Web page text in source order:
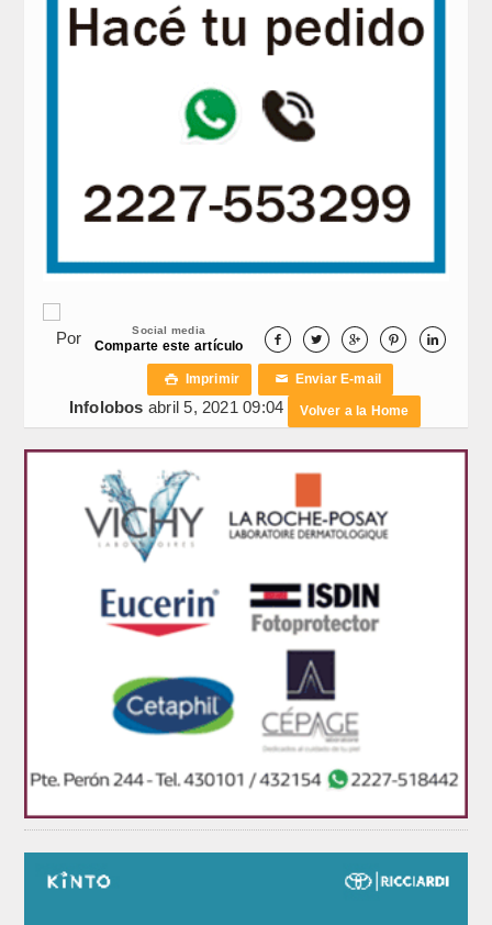
Social media
Comparte este artículo     
 Imprimir ✉ Enviar E-mail
Por
Infolobos abril 5, 2021 09:04 Volver a la Home